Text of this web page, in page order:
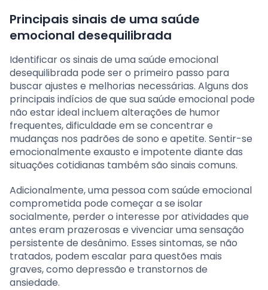
Principais sinais de uma saúde
emocional desequilibrada
Identificar os sinais de uma saúde emocional
desequilibrada pode ser o primeiro passo para
buscar ajustes e melhorias necessárias. Alguns dos
principais indícios de que sua saúde emocional pode
não estar ideal incluem alterações de humor
frequentes, dificuldade em se concentrar e
mudanças nos padrões de sono e apetite. Sentir-se
emocionalmente exausto e impotente diante das
situações cotidianas também são sinais comuns.
Adicionalmente, uma pessoa com saúde emocional
comprometida pode começar a se isolar
socialmente, perder o interesse por atividades que
antes eram prazerosas e vivenciar uma sensação
persistente de desânimo. Esses sintomas, se não
tratados, podem escalar para questões mais
graves, como depressão e transtornos de
ansiedade.